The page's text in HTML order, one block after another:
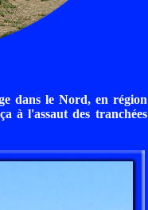
dans le Nord, en région
à l'assaut des tranchées